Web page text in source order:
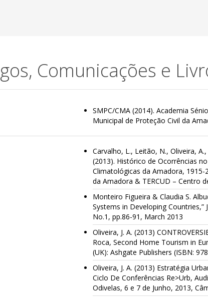
Comunicações e
SMPC/CMA (2014). Academia
Municipal de Proteção Civil da
Carvalho, L., Leitão, N., Oliveira,
(2013). Histórico de Ocorrências
Climatológicas da Amadora, 1915-
da Amadora & TERCUD – Centro
Monteiro Figueira & Claudia S.
Systems in Developing
No.1, pp.86-91, March 2013
Oliveira, J. A. (2013)
Roca, Second Home Tourism in
(UK): Ashgate Publishers (ISBN:
Oliveira, J. A. (2013) Estratégia
Ciclo De Conferências Re>Urb,
Odivelas, 6 e 7 de Junho, 2013,